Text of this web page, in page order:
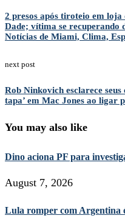
2 presos após tiroteio em loja
Dade; vítima se recuperando
Notícias de Miami, Clima,
next post
Rob Ninkovich esclarece
tapa’ em Mac Jones ao ligar
You may also like
Dino aciona PF para
August 7, 2026
Lula romper com Argentina